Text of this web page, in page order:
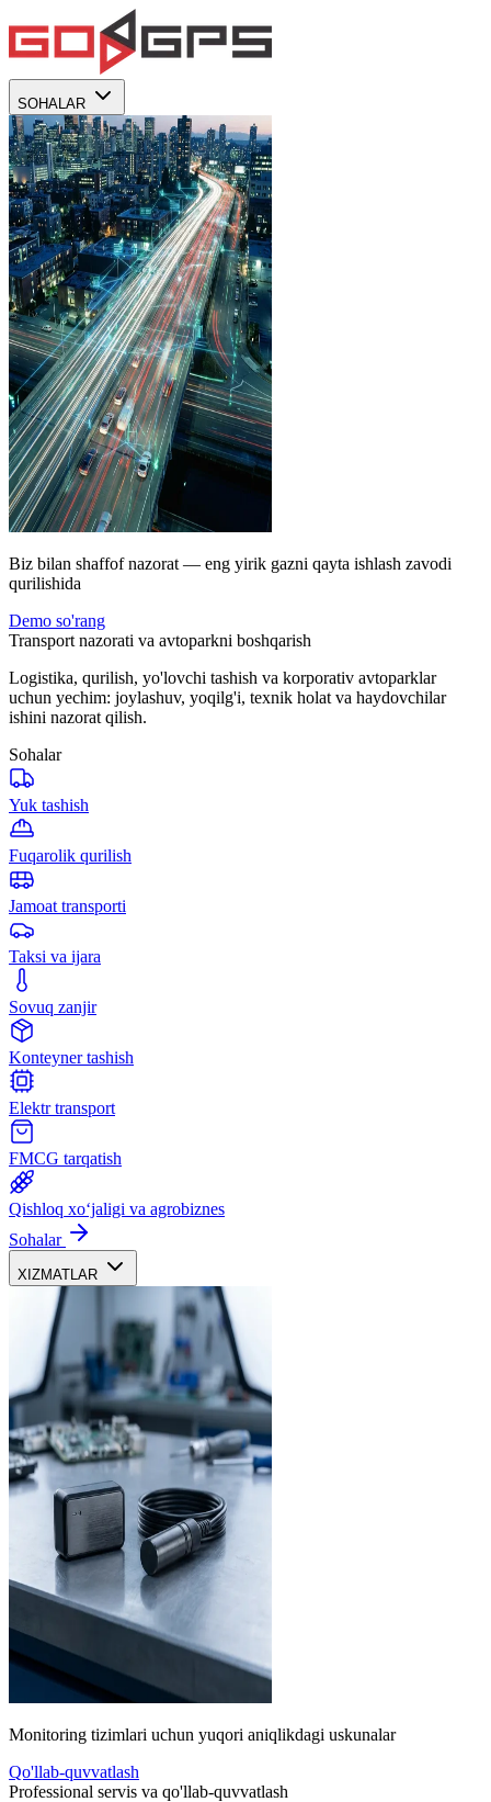
SOHALAR
Biz bilan shaffof nazorat — eng yirik gazni qayta ishlash zavodi
qurilishida
Demo so'rang
Transport nazorati va avtoparkni boshqarish
Logistika, qurilish, yo'lovchi tashish va korporativ avtoparklar
uchun yechim: joylashuv, yoqilg'i, texnik holat va haydovchilar
ishini nazorat qilish.
Sohalar
Yuk tashish
Fuqarolik qurilish
Jamoat transporti
Taksi va ijara
Sovuq zanjir
Konteyner tashish
Elektr transport
FMCG tarqatish
Qishloq xoʻjaligi va agrobiznes
Sohalar
XIZMATLAR
Monitoring tizimlari uchun yuqori aniqlikdagi uskunalar
Qo'llab-quvvatlash
Professional servis va qo'llab-quvvatlash